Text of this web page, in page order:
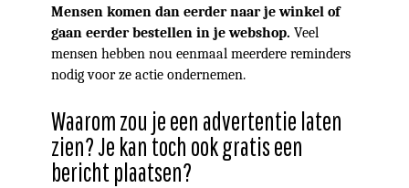
Mensen komen dan eerder naar je winkel of
gaan eerder bestellen in je webshop. Veel
mensen hebben nou eenmaal meerdere reminders
nodig voor ze actie ondernemen.
Waarom zou je een advertentie laten
zien? Je kan toch ook gratis een
bericht plaatsen?